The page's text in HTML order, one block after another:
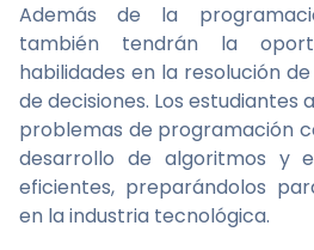
Además de la
también tendrán la
habilidades en la resolución
de decisiones. Los
problemas de programación
desarrollo de algoritmos y
eficientes, preparándolos
en la industria tecnológica.